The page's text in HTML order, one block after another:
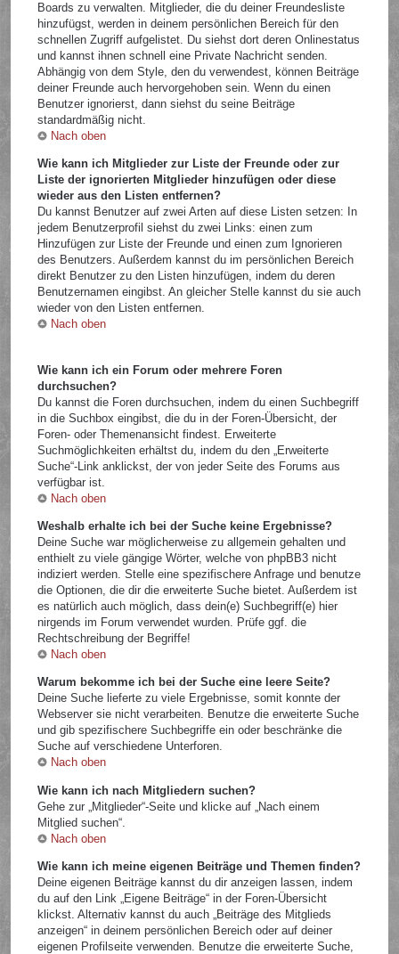
Boards zu verwalten. Mitglieder, die du deiner Freundesliste
hinzufügst, werden in deinem persönlichen Bereich für den
schnellen Zugriff aufgelistet. Du siehst dort deren Onlinestatus
und kannst ihnen schnell eine Private Nachricht senden.
Abhängig von dem Style, den du verwendest, können Beiträge
deiner Freunde auch hervorgehoben sein. Wenn du einen
Benutzer ignorierst, dann siehst du seine Beiträge
standardmäßig nicht.
Nach oben
Wie kann ich Mitglieder zur Liste der Freunde oder zur
Liste der ignorierten Mitglieder hinzufügen oder diese
wieder aus den Listen entfernen?
Du kannst Benutzer auf zwei Arten auf diese Listen setzen: In
jedem Benutzerprofil siehst du zwei Links: einen zum
Hinzufügen zur Liste der Freunde und einen zum Ignorieren
des Benutzers. Außerdem kannst du im persönlichen Bereich
direkt Benutzer zu den Listen hinzufügen, indem du deren
Benutzernamen eingibst. An gleicher Stelle kannst du sie auch
wieder von den Listen entfernen.
Nach oben
Wie kann ich ein Forum oder mehrere Foren
durchsuchen?
Du kannst die Foren durchsuchen, indem du einen Suchbegriff
in die Suchbox eingibst, die du in der Foren-Übersicht, der
Foren- oder Themenansicht findest. Erweiterte
Suchmöglichkeiten erhältst du, indem du den „Erweiterte
Suche“-Link anklickst, der von jeder Seite des Forums aus
verfügbar ist.
Nach oben
Weshalb erhalte ich bei der Suche keine Ergebnisse?
Deine Suche war möglicherweise zu allgemein gehalten und
enthielt zu viele gängige Wörter, welche von phpBB3 nicht
indiziert werden. Stelle eine spezifischere Anfrage und benutze
die Optionen, die dir die erweiterte Suche bietet. Außerdem ist
es natürlich auch möglich, dass dein(e) Suchbegriff(e) hier
nirgends im Forum verwendet wurden. Prüfe ggf. die
Rechtschreibung der Begriffe!
Nach oben
Warum bekomme ich bei der Suche eine leere Seite?
Deine Suche lieferte zu viele Ergebnisse, somit konnte der
Webserver sie nicht verarbeiten. Benutze die erweiterte Suche
und gib spezifischere Suchbegriffe ein oder beschränke die
Suche auf verschiedene Unterforen.
Nach oben
Wie kann ich nach Mitgliedern suchen?
Gehe zur „Mitglieder“-Seite und klicke auf „Nach einem
Mitglied suchen“.
Nach oben
Wie kann ich meine eigenen Beiträge und Themen finden?
Deine eigenen Beiträge kannst du dir anzeigen lassen, indem
du auf den Link „Eigene Beiträge“ in der Foren-Übersicht
klickst. Alternativ kannst du auch „Beiträge des Mitglieds
anzeigen“ in deinem persönlichen Bereich oder auf deiner
eigenen Profilseite verwenden. Benutze die erweiterte Suche,